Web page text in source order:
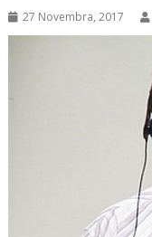
27 Novembra, 2017